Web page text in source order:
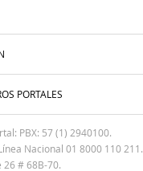
PORTALES
PBX: 57 (1) 2940100.
Nacional 01 8000 110 211.
26 # 68B-70.